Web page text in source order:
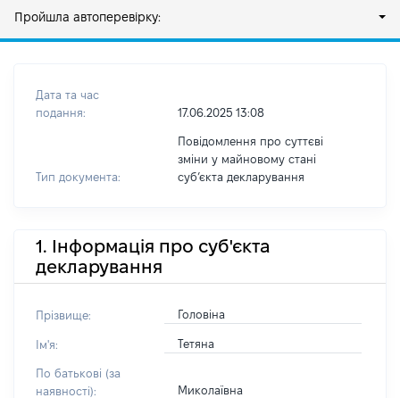
Пройшла автоперевірку:
Дата та час
подання:
17.06.2025 13:08
Тип документа:
Повідомлення про суттєві
зміни у майновому стані
субʼєкта декларування
1. Інформація про суб'єкта
декларування
Прізвище: Головіна
Ім'я: Тетяна
По батькові (за
наявності):
Миколаївна